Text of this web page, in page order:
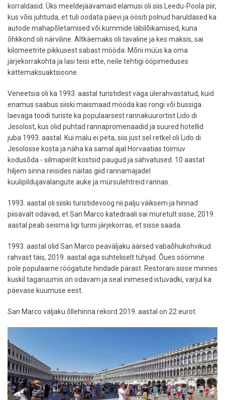
korraldasid. Üks meeldejäävamaid elamusi oli siis Leedu-Poola piir,
kus võis juhtuda, et tuli oodata päevi ja öösiti polnud haruldased ka
autode mahapõletamised või kummide läbilõikamised, kuna
õhkkond oli närviline. Altkäemaks oli tavaline ja kes maksis, sai
kilomeetrite pikkusest sabast mööda. Mõni müüs ka oma
järjekorrakohta ja lasi teisi ette, neile tehtigi ööpimeduses
kättemaksuaktsioone.
Veneetsia oli ka 1993. aastal turistidest väga ülerahvastatud, kuid
enamus saabus siiski maismaad mööda kas rongi või bussiga.
laevaga toodi turiste ka populaarsest rannakuurortist Lido di
Jesolost, kus olid puhtad rannapromenaadid ja suured hotellid
juba 1993. aastal. Kui mälu ei peta, siis just sel retkel oli Lido di
Jesolosse kosta ja näha ka samal ajal Horvaatias toimuv
kodusõda - silmapiirilt kostsid paugud ja sähvatused. 10 aastat
hiljem sinna reisides näitas giid rannamajadel
kuulipildujavalangute auke ja mürsulehtreid rannas.
1993. aastal oli siiski turistidevoog nii palju väiksem ja hinnad
piisavalt odavad, et San Marco katedraali sai muretult sisse, 2019.
aastal peab seisma ligi tunni järjekorras, et sisse saada.
1993. aastal olid San Marco peaväljaku äärsed vabaõhukohvikud
rahvast täis, 2019. aastal aga suhteliselt tühjad. Õues söömine
pole populaarne röögatute hindade pärast. Restorani sisse minnes
kuskil tagaruumis on odavam ja seal inimesed istuvadki, varjul ka
päevase kuumuse eest.
San Marco väljaku õllehinna rekord 2019. aastal on 22 eurot.